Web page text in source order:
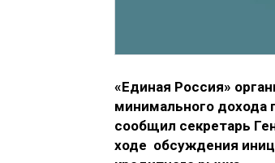
«Единая Россия»
минимального дохода
сообщил секретарь
ходе обсуждения